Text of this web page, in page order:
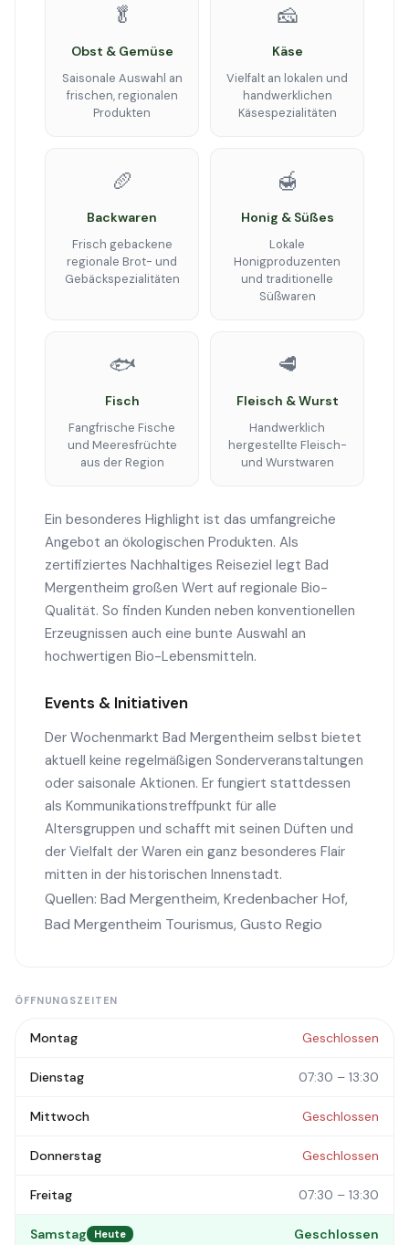
🥬
Obst & Gemüse
Saisonale Auswahl an
frischen, regionalen
Produkten
🧀
Käse
Vielfalt an lokalen und
handwerklichen
Käsespezialitäten
🥖
Backwaren
Frisch gebackene
regionale Brot- und
Gebäckspezialitäten
🍯
Honig & Süßes
Lokale
Honigproduzenten
und traditionelle
Süßwaren
🐟
Fisch
Fangfrische Fische
und Meeresfrüchte
aus der Region
🥩
Fleisch & Wurst
Handwerklich
hergestellte Fleisch-
und Wurstwaren
Ein besonderes Highlight ist das umfangreiche
Angebot an ökologischen Produkten. Als
zertifiziertes Nachhaltiges Reiseziel legt Bad
Mergentheim großen Wert auf regionale Bio-
Qualität. So finden Kunden neben konventionellen
Erzeugnissen auch eine bunte Auswahl an
hochwertigen Bio-Lebensmitteln.
Events & Initiativen
Der Wochenmarkt Bad Mergentheim selbst bietet
aktuell keine regelmäßigen Sonderveranstaltungen
oder saisonale Aktionen. Er fungiert stattdessen
als Kommunikationstreffpunkt für alle
Altersgruppen und schafft mit seinen Düften und
der Vielfalt der Waren ein ganz besonderes Flair
mitten in der historischen Innenstadt.
Quellen: Bad Mergentheim, Kredenbacher Hof,
Bad Mergentheim Tourismus, Gusto Regio
ÖFFNUNGSZEITEN
Montag Geschlossen
Dienstag 07:30 – 13:30
Mittwoch Geschlossen
Donnerstag Geschlossen
Freitag 07:30 – 13:30
Samstag Heute Geschlossen